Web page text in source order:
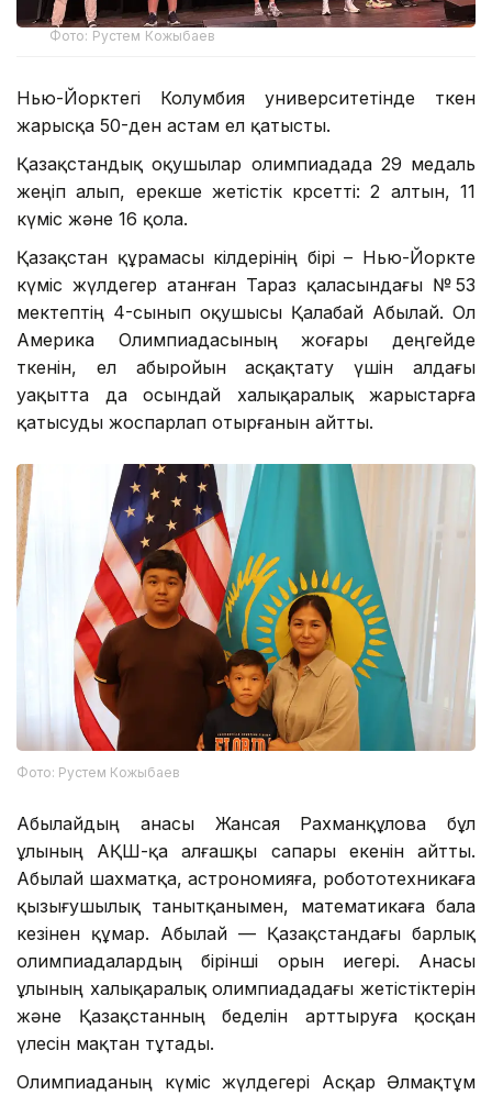
Фото: Рустем Кожыбаев
Нью-Йорктегі Колумбия университетінде өткен
жарысқа 50-ден астам ел қатысты.
Қазақстандық оқушылар олимпиадада 29 медаль
жеңіп алып, ерекше жетістік көрсетті: 2 алтын, 11
күміс және 16 қола.
Қазақстан құрамасы өкілдерінің бірі – Нью-Йоркте
күміс жүлдегер атанған Тараз қаласындағы №53
мектептің 4-сынып оқушысы Қалабай Абылай. Ол
Америка Олимпиадасының жоғары деңгейде
өткенін, ел абыройын асқақтату үшін алдағы
уақытта да осындай халықаралық жарыстарға
қатысуды жоспарлап отырғанын айтты.
Фото: Рустем Кожыбаев
Абылайдың анасы Жансая Рахманқұлова бұл
ұлының АҚШ-қа алғашқы сапары екенін айтты.
Абылай шахматқа, астрономияға, робототехникаға
қызығушылық танытқанымен, математикаға бала
кезінен құмар. Абылай — Қазақстандағы барлық
олимпиадалардың бірінші орын иегері. Анасы
ұлының халықаралық олимпиададағы жетістіктерін
және Қазақстанның беделін арттыруға қосқан
үлесін мақтан тұтады.
Олимпиаданың күміс жүлдегері Асқар Әлмақтұм